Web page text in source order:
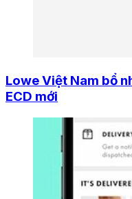
Lowe Việt Nam bổ
ECD mới